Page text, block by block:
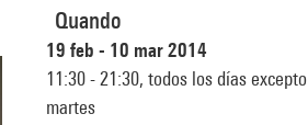
Quando
19 feb - 10 mar 2014
11:30 - 21:30, todos los días excepto
martes